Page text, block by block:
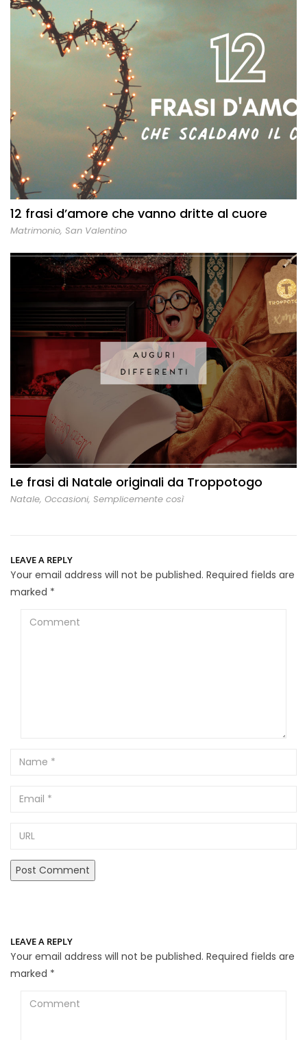
12 frasi d’amore che vanno dritte al cuore
Matrimonio, San Valentino
Le frasi di Natale originali da Troppotogo
Natale, Occasioni, Semplicemente così
LEAVE A REPLY
Your email address will not be published. Required fields are
marked *
Comment
Name
Email
LEAVE A REPLY
Your email address will not be published. Required fields are
marked *
Comment